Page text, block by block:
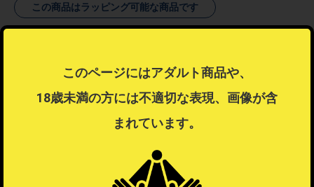
この商品はラッピング可能な商品です
このページにはアダルト商品や、
18歳未満の方には不適切な表現、画像が含
まれています。